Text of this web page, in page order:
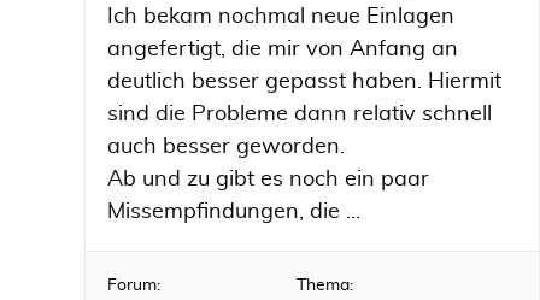
Ich bekam nochmal neue Einlagen
angefertigt, die mir von Anfang an
deutlich besser gepasst haben. Hiermit
sind die Probleme dann relativ schnell
auch besser geworden.
Ab und zu gibt es noch ein paar
Missempfindungen, die ...
Forum:
Thema: